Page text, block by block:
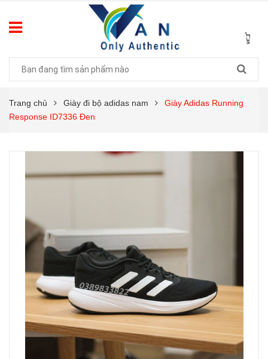
Trang chủ Giày đi bộ adidas nam
Giày Adidas Running
Response ID7336 Đen